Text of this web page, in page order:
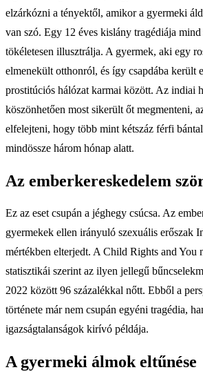
elzárkózni a tényektől, amikor a gyermeki
van szó. Egy 12 éves kislány tragédiája
tökéletesen illusztrálja. A gyermek, aki egy
elmenekült otthonról, és így csapdába került
prostitúciós hálózat karmai között. Az indiai
köszönhetően most sikerült őt megmenteni,
elfelejteni, hogy több mint kétszáz férfi
mindössze három hónap alatt.
Az emberkereskedelem
Ez az eset csupán a jéghegy csúcsa. Az
gyermekek ellen irányuló szexuális erőszak
mértékben elterjedt. A Child Rights and You
statisztikái szerint az ilyen jellegű
2022 között 96 százalékkal nőtt. Ebből a
története már nem csupán egyéni tragédia,
igazságtalanságok kirívó példája.
A gyermeki álmok eltűnése